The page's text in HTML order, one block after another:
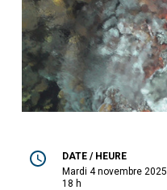
DATE / HEURE
mardi 4 novembre 2025
18 h